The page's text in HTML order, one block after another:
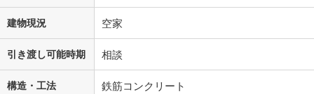
建物現況 空家
引き渡し可能時期 相談
構造・工法 鉄筋コンクリート